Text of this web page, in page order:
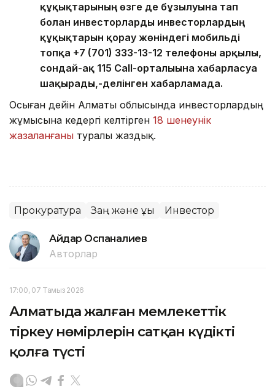
құқықтарының өзге де бұзылуына тап
болған инвесторларды инвесторлардың
құқықтарын қорғау жөніндегі мобильді
топқа +7 (701) 333-13-12 телефоны арқылы,
сондай-ақ 115 Call-орталығына хабарласуға
шақырады,-делінген хабарламада.
Осыған дейін Алматы облысында инвесторлардың
жұмысына кедергі келтірген 18 шенеунік
жазаланғаны туралы жаздық.
Прокуратура Заң және құқық Инвестор
Айдар Оспаналиев
Авторлар
17:00, 07 Тамыз 2026
Алматыда жалған мемлекеттік
тіркеу нөмірлерін сатқан күдікті
қолға түсті